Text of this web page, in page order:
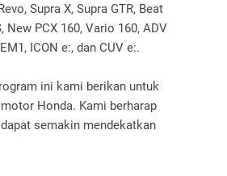
Supra X, Supra GTR, Beat
New PCX 160, Vario 160, ADV
ICON e:, dan CUV e:.
ini kami berikan untuk
Honda. Kami berharap
semakin mendekatkan